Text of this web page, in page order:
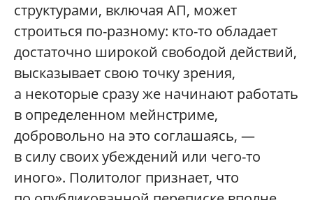
структурами, включая АП, может
строиться по-разному: кто-то обладает
достаточно широкой свободой действий,
высказывает свою точку зрения,
а некоторые сразу же начинают работать
в определенном мейнстриме,
добровольно на это соглашаясь, —
в силу своих убеждений или чего-то
иного». Политолог признает, что